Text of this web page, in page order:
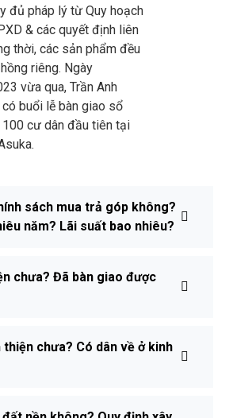
đủ pháp lý từ Quy hoạch
& các quyết định liên
thời, các sản phẩm đều
riêng. Ngày
vừa qua, Trần Anh
có buổi lễ bàn giao sổ
100 cư dân đầu tiên tại
sách mua trả góp không?
năm? Lãi suất bao nhiêu?
chưa? Đã bàn giao được
thiện chưa? Có dân về ở kinh